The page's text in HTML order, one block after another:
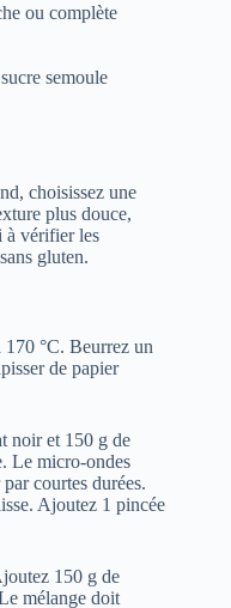
ou complète
semoule
choisissez une
plus douce,
à vérifier les
gluten.
°C. Beurrez un
de papier
noir et 150 g de
Le micro-ondes
courtes durées.
Ajoutez 1 pincée
150 g de
mélange doit